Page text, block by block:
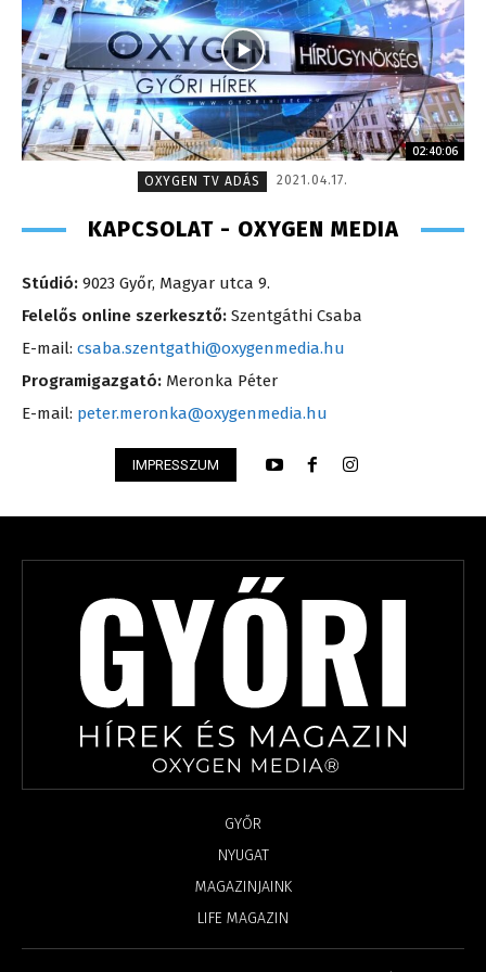
02:40:06
OXYGEN TV ADÁS
2021.04.17.
KAPCSOLAT - OXYGEN MEDIA
Stúdió: 9023 Győr, Magyar utca 9.
Felelős online szerkesztő: Szentgáthi Csaba
E-mail: csaba.szentgathi@oxygenmedia.hu
Programigazgató: Meronka Péter
E-mail: peter.meronka@oxygenmedia.hu
IMPRESSZUM
GYŐR
NYUGAT
MAGAZINJAINK
LIFE MAGAZIN